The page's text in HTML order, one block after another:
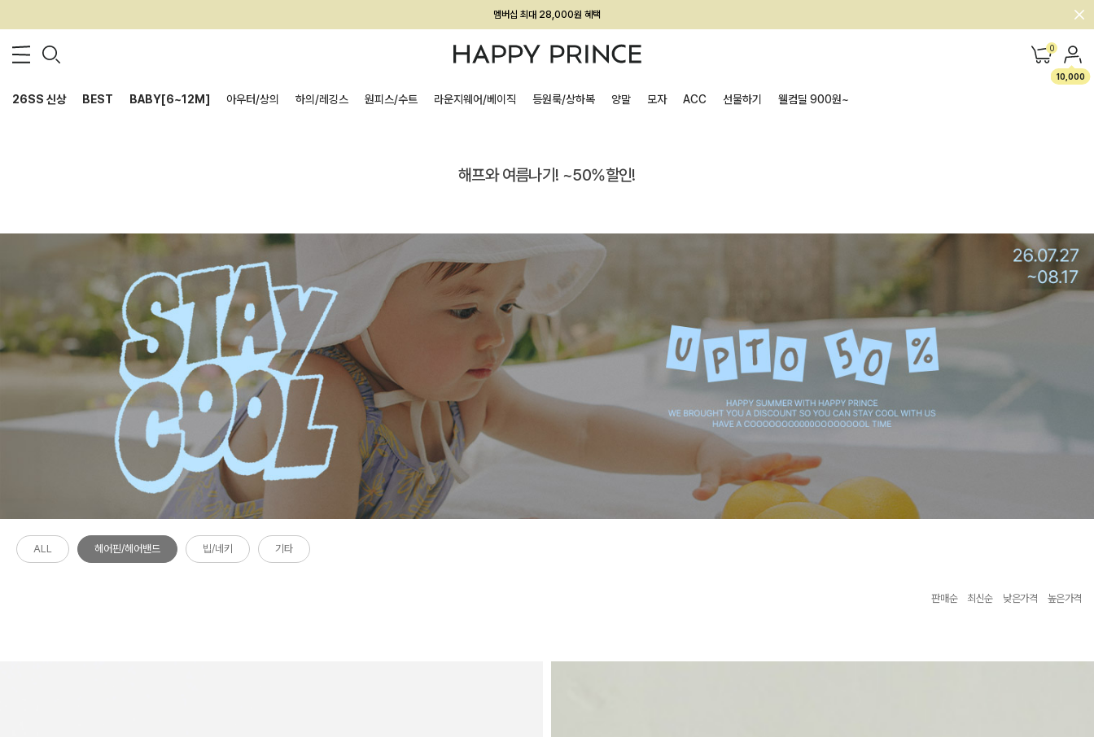
회원전용 아울렛, 가입하면 ~60% 할인!
멤버십 최대 28,000원 혜택 0
10,000
26SS 신상 BEST BABY[6~12M] 아우터/상의 하의/레깅스 원피스/수트 라운지웨어/베이직 등원룩/상하복 양말 모자 ACC 선물하기 웰컴딜 900원~
해프와 여름나기! ~50%할인!
ALL 헤어핀/헤어밴드 빕/네키 기타
판매순 최신순 낮은가격 높은가격